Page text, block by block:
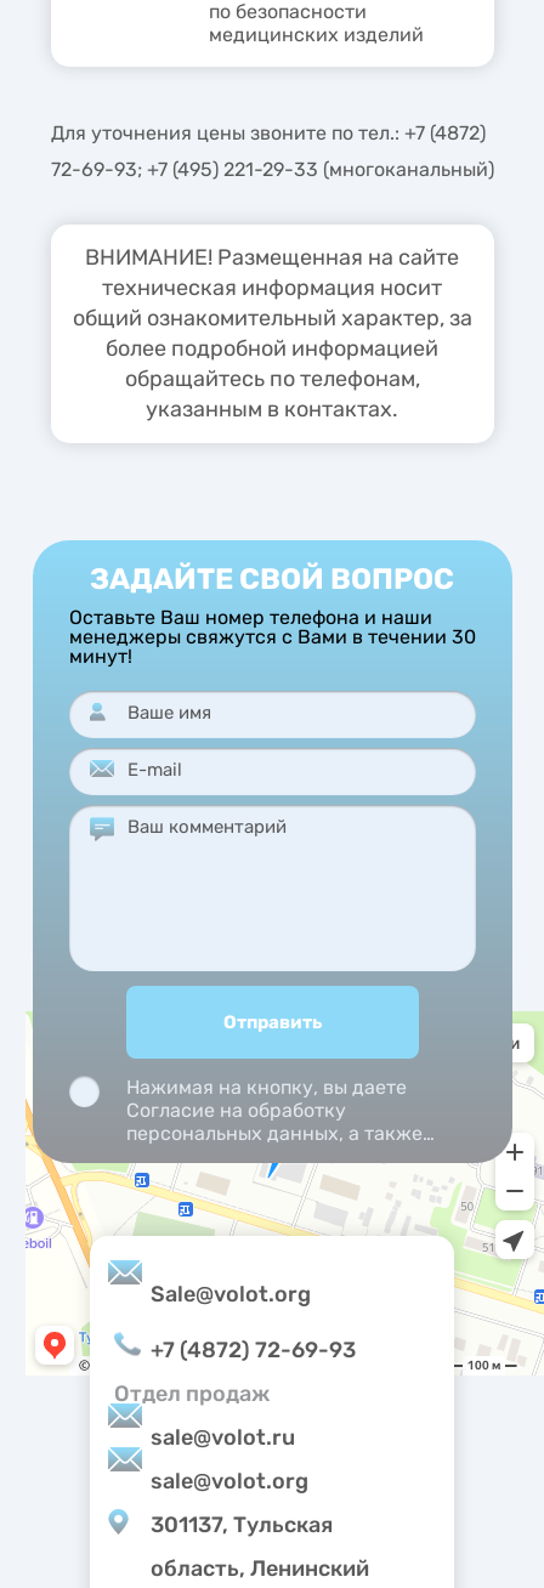
по безопасности
медицинских изделий
Для уточнения цены звоните по тел.: +7 (4872)
72-69-93; +7 (495) 221-29-33 (многоканальный)
ВНИМАНИЕ! Размещенная на сайте
техническая информация носит
общий ознакомительный характер, за
более подробной информацией
обращайтесь по телефонам,
указанным в контактах.
ЗАДАЙТЕ СВОЙ ВОПРОС
Оставьте Ваш номер телефона и наши
менеджеры свяжутся с Вами в течении 30
минут!
Нажимая на кнопку, вы даете
Согласие на обработку
персональных данных, а также
персональных данных
метрическими программами.
Sale@volot.org
+7 (4872) 72-69-93
Отдел продаж
sale@volot.ru
sale@volot.org
301137, Тульская
область, Ленинский